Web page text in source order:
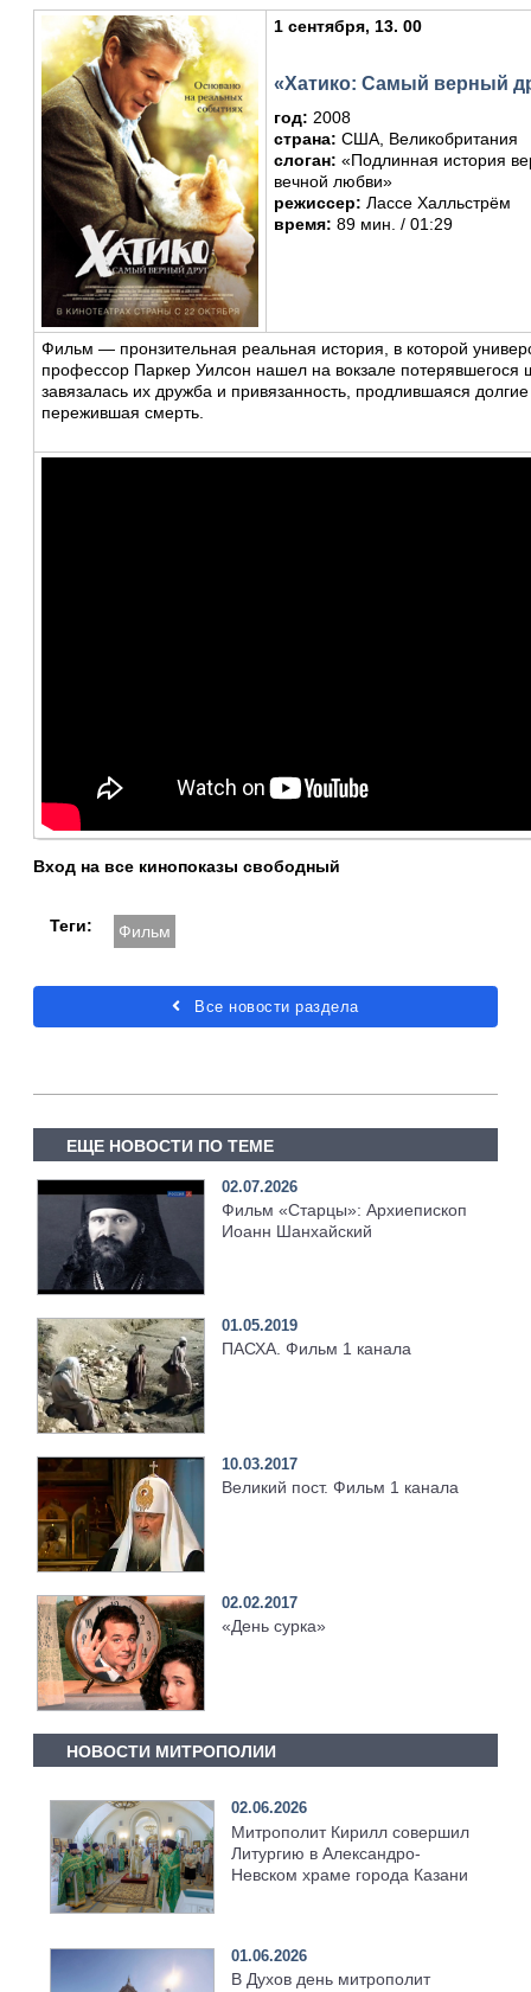
1 сентября, 13. 00
«Хатико: Самый верный
год: 2008
страна: США, Великобритания
слоган: «Подлинная история
вечной любви»
режиссер: Лассе Халльстрём
время: 89 мин. / 01:29
Фильм — пронзительная реальная история, в которой
профессор Паркер Уилсон нашел на вокзале потерявшегося
завязалась их дружба и привязанность, продлившаяся
пережившая смерть.
Вход на все кинопоказы свободный
Теги: Фильм
Все новости раздела
ЕЩЕ НОВОСТИ ПО ТЕМЕ
02.07.2026
Фильм «Старцы»: Архиепископ
Иоанн Шанхайский
01.05.2019
ПАСХА. Фильм 1 канала
10.03.2017
Великий пост. Фильм 1 канала
02.02.2017
«День сурка»
НОВОСТИ МИТРОПОЛИИ
02.06.2026
Митрополит Кирилл совершил
Литургию в Александро-
Невском храме города Казани
01.06.2026
В Духов день митрополит